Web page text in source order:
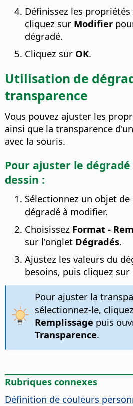
Définissez les
cliquez sur Modifier
dégradé.
Cliquez sur OK.
Utilisation de
transparence
Vous pouvez ajuster les
ainsi que la transparence
avec la souris.
Pour ajuster le
dessin :
Sélectionnez un objet de
dégradé à modifier.
Choisissez Format -
sur l'onglet Dégradés.
Ajustez les valeurs du
besoins, puis cliquez sur
Pour ajuster la
sélectionnez-le,
Remplissage puis
Transparence.
Rubriques connexes
Définition de couleurs